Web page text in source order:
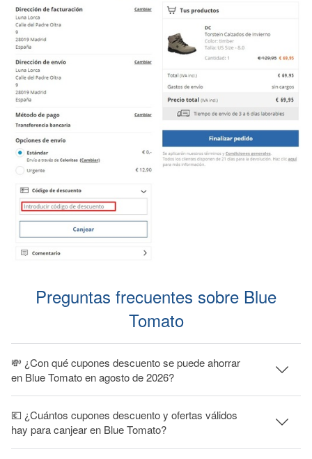
Preguntas frecuentes sobre Blue
Tomato
💸 ¿Con qué cupones descuento se puede ahorrar
en Blue Tomato en agosto de 2026?
💶 ¿Cuántos cupones descuento y ofertas válidos
hay para canjear en Blue Tomato?